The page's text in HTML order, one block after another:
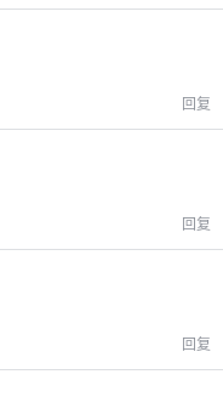
回复
回复
回复